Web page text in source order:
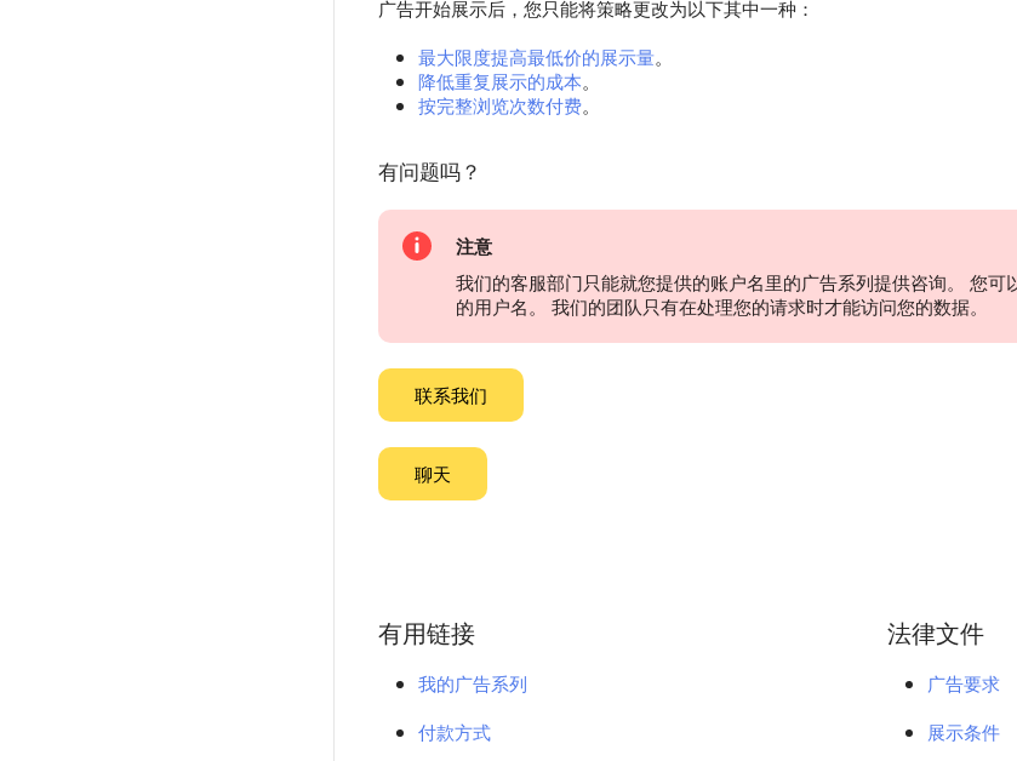
广告开始展示后，您只能将策略更改为以下其中一种：
最大限度提高最低价的展示量。
降低重复展示的成本。
按完整浏览次数付费。
有问题吗？
注意
我们的客服部门只能就您提供的账户名里的广告系列提供咨询。 您
的用户名。 我们的团队只有在处理您的请求时才能访问您的数据。
联系我们
聊天
有用链接
我的广告系列
付款方式
法律文件
广告要求
展示条件